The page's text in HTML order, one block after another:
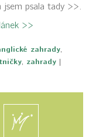
jsem psala tady >>.
>>
zahrady
zahrady |